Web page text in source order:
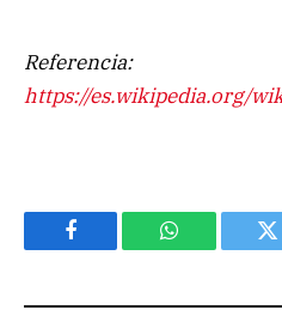
Referencia:
https://es.wikipedia.org/
Facebook WhatsApp